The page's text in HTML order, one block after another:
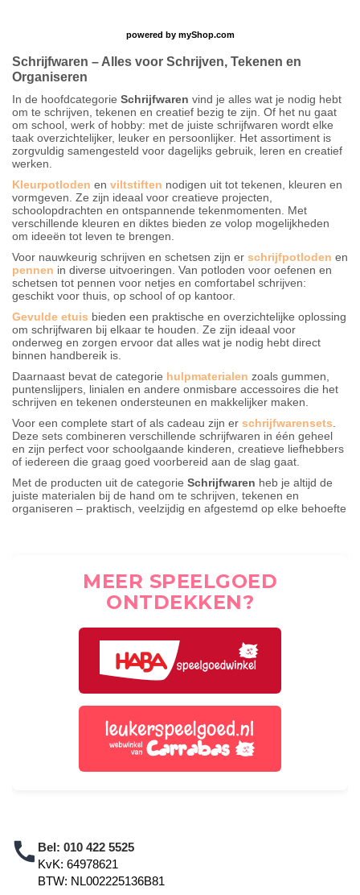
powered by myShop.com
Schrijfwaren – Alles voor Schrijven, Tekenen en
Organiseren
In de hoofdcategorie Schrijfwaren vind je alles wat je nodig hebt
om te schrijven, tekenen en creatief bezig te zijn. Of het nu gaat
om school, werk of hobby: met de juiste schrijfwaren wordt elke
taak overzichtelijker, leuker en persoonlijker. Het assortiment is
zorgvuldig samengesteld voor dagelijks gebruik, leren en creatief
werken.
Kleurpotloden en viltstiften nodigen uit tot tekenen, kleuren en
vormgeven. Ze zijn ideaal voor creatieve projecten,
schoolopdrachten en ontspannende tekenmomenten. Met
verschillende kleuren en diktes bieden ze volop mogelijkheden
om ideeën tot leven te brengen.
Voor nauwkeurig schrijven en schetsen zijn er schrijfpotloden en
pennen in diverse uitvoeringen. Van potloden voor oefenen en
schetsen tot pennen voor netjes en comfortabel schrijven:
geschikt voor thuis, op school of op kantoor.
Gevulde etuis bieden een praktische en overzichtelijke oplossing
om schrijfwaren bij elkaar te houden. Ze zijn ideaal voor
onderweg en zorgen ervoor dat alles wat je nodig hebt direct
binnen handbereik is.
Daarnaast bevat de categorie hulpmaterialen zoals gummen,
puntenslijpers, linialen en andere onmisbare accessoires die het
schrijven en tekenen ondersteunen en makkelijker maken.
Voor een complete start of als cadeau zijn er schrijfwarensets.
Deze sets combineren verschillende schrijfwaren in één geheel
en zijn perfect voor schoolgaande kinderen, creatieve liefhebbers
of iedereen die graag goed voorbereid aan de slag gaat.
Met de producten uit de categorie Schrijfwaren heb je altijd de
juiste materialen bij de hand om te schrijven, tekenen en
organiseren – praktisch, veelzijdig en afgestemd op elke behoefte
MEER SPEELGOED
ONTDEKKEN?
Bel: 010 422 5525
KvK: 64978621
BTW: NL002225136B81